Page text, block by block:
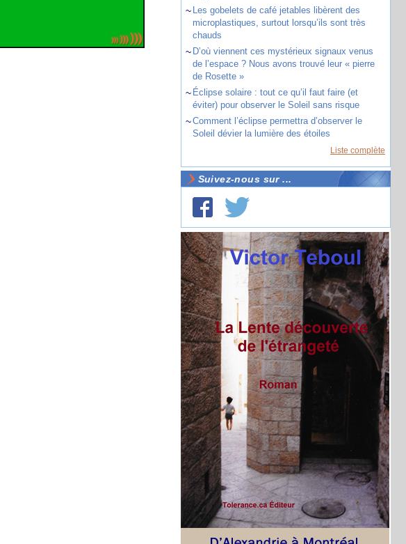
~ Les gobelets de café jetables libèrent des
microplastiques, surtout lorsqu’ils sont très
chauds
~ D’où viennent ces mystérieux signaux venus
de l’espace ? Nous avons trouvé leur « pierre
de Rosette »
~ Éclipse solaire : tout ce qu’il faut faire (et
éviter) pour observer le Soleil sans risque
~Comment l’éclipse permettra d’observer le
Soleil dévier la lumière des étoiles
Liste complète
Suivez-nous sur ...